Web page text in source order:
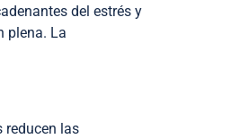
del estrés y
plena. La
reducen las